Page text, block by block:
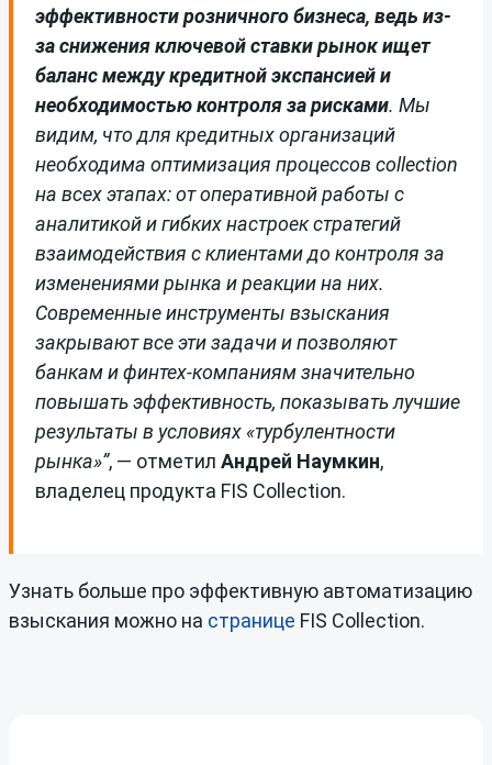
эффективности розничного бизнеса, ведь из-
за снижения ключевой ставки рынок ищет
баланс между кредитной экспансией и
необходимостью контроля за рисками. Мы
видим, что для кредитных организаций
необходима оптимизация процессов collection
на всех этапах: от оперативной работы с
аналитикой и гибких настроек стратегий
взаимодействия с клиентами до контроля за
изменениями рынка и реакции на них.
Современные инструменты взыскания
закрывают все эти задачи и позволяют
банкам и финтех-компаниям значительно
повышать эффективность, показывать лучшие
результаты в условиях «турбулентности
рынка»”, — отметил Андрей Наумкин,
владелец продукта FIS Collection.
Узнать больше про эффективную автоматизацию
взыскания можно на странице FIS Collection.